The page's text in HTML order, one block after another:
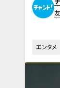
タート！
エンタメ